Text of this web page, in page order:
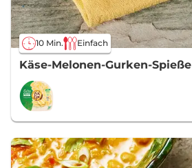
10 Min. Einfach
Käse-Melonen-Gurken-Spieße